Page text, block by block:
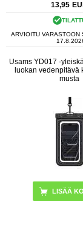
13,95
ARVIOITU VARASTOON
Usams YD017 -
luokan vedenpitävä
musta